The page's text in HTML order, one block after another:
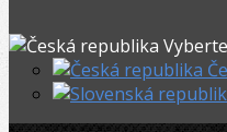
Rothenberger